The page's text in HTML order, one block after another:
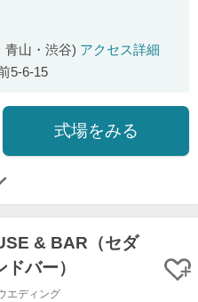
評価
青山・渋谷) アクセス詳細
5-6-15
式場をみる
& BAR（セダ
バー）
エディング